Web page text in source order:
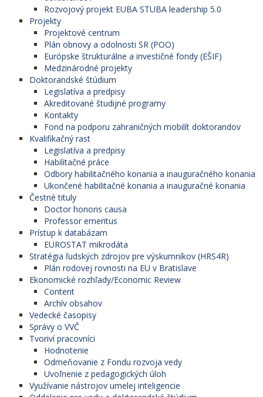
Rozvojový projekt EUBA STUBA leadership 5.0
Projekty
Projektové centrum
Plán obnovy a odolnosti SR (POO)
Európske štrukturálne a investičné fondy (EŠIF)
Medzinárodné projekty
Doktorandské štúdium
Legislatíva a predpisy
Akreditované študijné programy
Kontakty
Fond na podporu zahraničných mobilít doktorandov
Kvalifikačný rast
Legislatíva a predpisy
Habilitačné práce
Odbory habilitačného konania a inauguračného konania
Ukončené habilitačné konania a inauguračné konania
Čestné tituly
Doctor honoris causa
Professor emeritus
Prístup k databázam
EUROSTAT mikrodáta
Stratégia ľudských zdrojov pre výskumníkov (HRS4R)
Plán rodovej rovnosti na EU v Bratislave
Ekonomické rozhľady/Economic Review
Content
Archív obsahov
Vedecké časopisy
Správy o VVČ
Tvoriví pracovníci
Hodnotenie
Odmeňovanie z Fondu rozvoja vedy
Uvoľnenie z pedagogických úloh
Využívanie nástrojov umelej inteligencie